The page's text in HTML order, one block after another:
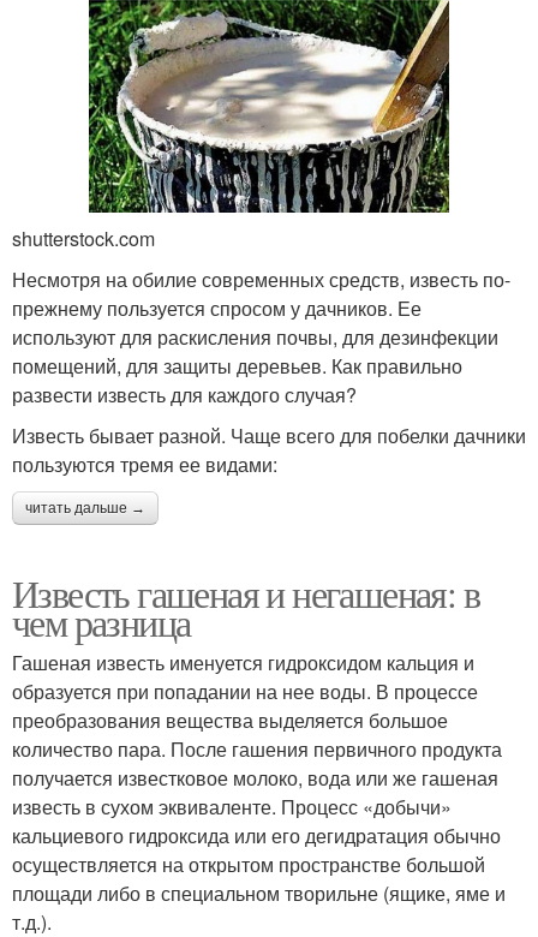
shutterstock.com
Несмотря на обилие современных средств, известь по-
прежнему пользуется спросом у дачников. Ее
используют для раскисления почвы, для дезинфекции
помещений, для защиты деревьев. Как правильно
развести известь для каждого случая?
Известь бывает разной. Чаще всего для побелки дачники
пользуются тремя ее видами:
читать дальше →
Известь гашеная и негашеная: в
чем разница
Гашеная известь именуется гидроксидом кальция и
образуется при попадании на нее воды. В процессе
преобразования вещества выделяется большое
количество пара. После гашения первичного продукта
получается известковое молоко, вода или же гашеная
известь в сухом эквиваленте. Процесс «добычи»
кальциевого гидроксида или его дегидратация обычно
осуществляется на открытом пространстве большой
площади либо в специальном творильне (ящике, яме и
т.д.).